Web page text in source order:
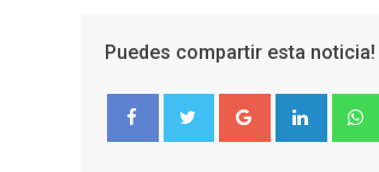
Puedes compartir esta noticia!
Google+ LinkedIn